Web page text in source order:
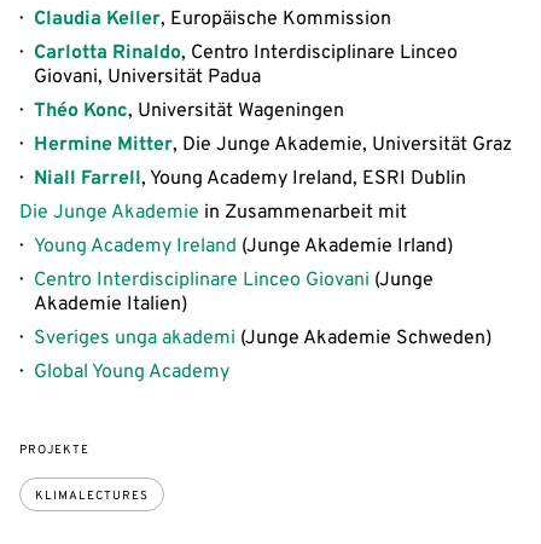
Claudia Keller, Europäische Kommission
Carlotta Rinaldo, Centro Interdisciplinare Linceo
Giovani, Universität Padua
Théo Konc, Universität Wageningen
Hermine Mitter, Die Junge Akademie, Universität Graz
Niall Farrell, Young Academy Ireland, ESRI Dublin
Die Junge Akademie in Zusammenarbeit mit
Young Academy Ireland (Junge Akademie Irland)
Centro Interdisciplinare Linceo Giovani (Junge
Akademie Italien)
Sveriges unga akademi (Junge Akademie Schweden)
Global Young Academy
PROJEKTE
KLIMALECTURES